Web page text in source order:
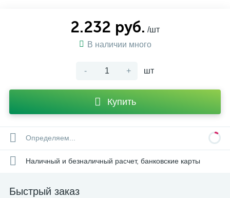
2.232 руб. /шт
В наличии много
- + шт
Купить
Определяем...
Наличный и безналичный расчет, банковские карты
Быстрый заказ